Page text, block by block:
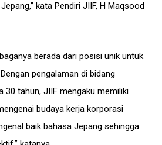
kata Pendiri JIIF, H Maqsood
berada dari posisi unik untuk
pengalaman di bidang
30 tahun, JIIF mengaku memiliki
budaya kerja korporasi
baik bahasa Jepang sehingga